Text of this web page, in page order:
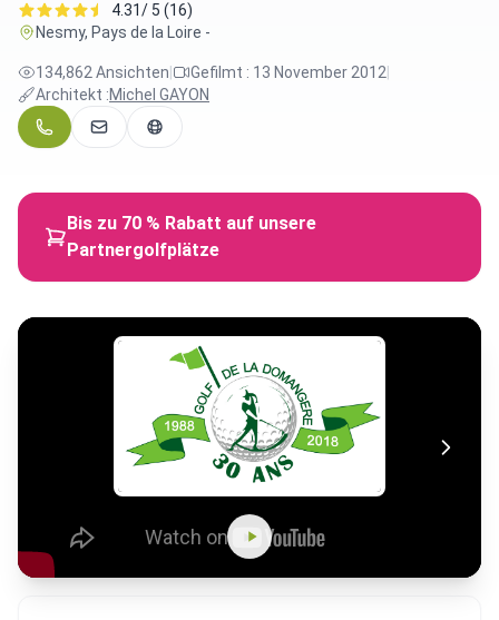
4.31/ 5 (16)
Nesmy, Pays de la Loire -
134,862 Ansichten Gefilmt : 13 November 2012
Architekt :Michel GAYON
Bis zu 70 % Rabatt auf unsere
Partnergolfplätze